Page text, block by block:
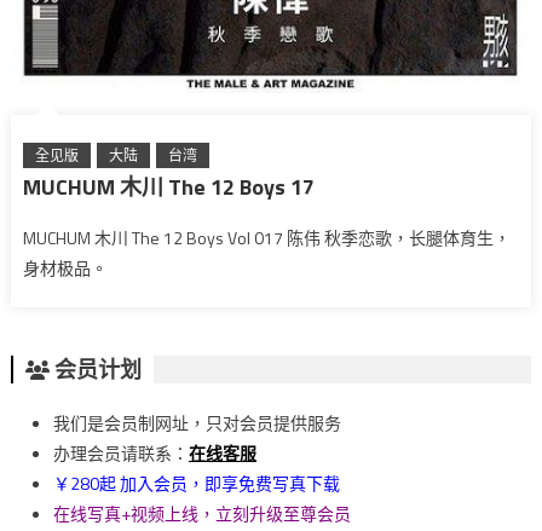
全见版 大陆 台湾
MUCHUM 木川 The 12 Boys 17
MUCHUM 木川 The 12 Boys Vol 017 陈伟 秋季恋歌，长腿体育生，
身材极品。
会员计划
我们是会员制网址，只对会员提供服务
办理会员请联系： 在线客服
￥280起 加入会员，即享免费写真下载
在线写真+视频上线，立刻升级至尊会员